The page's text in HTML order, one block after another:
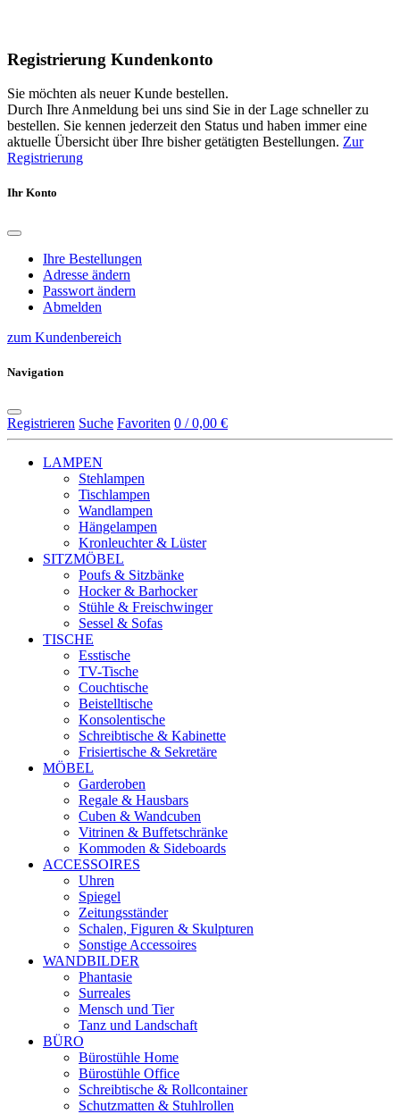
Registrierung Kundenkonto
Sie möchten als neuer Kunde bestellen.
Durch Ihre Anmeldung bei uns sind Sie in der Lage schneller zu
bestellen. Sie kennen jederzeit den Status und haben immer eine
aktuelle Übersicht über Ihre bisher getätigten Bestellungen. Zur
Registrierung
Ihr Konto
Ihre Bestellungen
Adresse ändern
Passwort ändern
Abmelden
zum Kundenbereich
Navigation
Registrieren Suche Favoriten 0 / 0,00 €
LAMPEN
Stehlampen
Tischlampen
Wandlampen
Hängelampen
Kronleuchter & Lüster
SITZMÖBEL
Poufs & Sitzbänke
Hocker & Barhocker
Stühle & Freischwinger
Sessel & Sofas
TISCHE
Esstische
TV-Tische
Couchtische
Beistelltische
Konsolentische
Schreibtische & Kabinette
Frisiertische & Sekretäre
MÖBEL
Garderoben
Regale & Hausbars
Cuben & Wandcuben
Vitrinen & Buffetschränke
Kommoden & Sideboards
ACCESSOIRES
Uhren
Spiegel
Zeitungsständer
Schalen, Figuren & Skulpturen
Sonstige Accessoires
WANDBILDER
Phantasie
Surreales
Mensch und Tier
Tanz und Landschaft
BÜRO
Bürostühle Home
Bürostühle Office
Schreibtische & Rollcontainer
Schutzmatten & Stuhlrollen